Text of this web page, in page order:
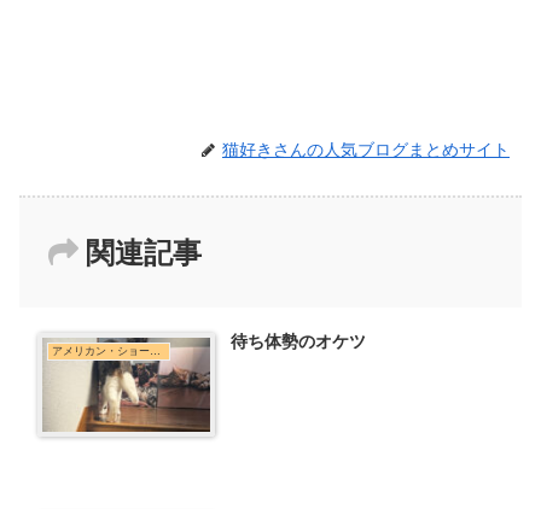
猫好きさんの人気ブログまとめサイト
関連記事
アメリカン・ショートヘア 待ち体勢のオケツ